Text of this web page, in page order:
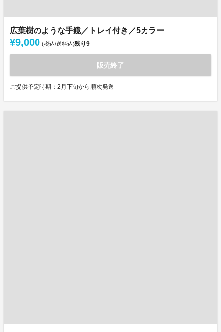
広葉樹のような手鏡／トレイ付き／5カラー
¥9,000 (税込/送料込)残り9
販売終了
ご提供予定時期：2月下旬から順次発送